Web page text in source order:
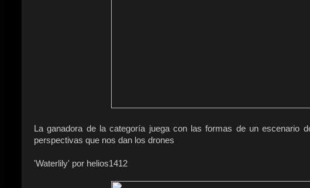
La ganadora de la categoría juega con las formas de un escenario
perspectivas que nos dan los drones
'Waterlily' por helios1412